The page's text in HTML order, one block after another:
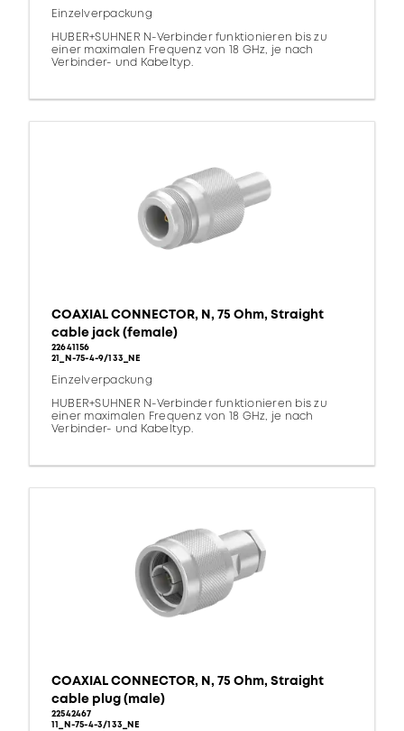
Einzelverpackung
HUBER+SUHNER N-Verbinder funktionieren bis zu
einer maximalen Frequenz von 18 GHz, je nach
Verbinder- und Kabeltyp.
COAXIAL CONNECTOR, N, 75 Ohm, Straight
cable jack (female)
22641156
21_N-75-4-9/133_NE
Einzelverpackung
HUBER+SUHNER N-Verbinder funktionieren bis zu
einer maximalen Frequenz von 18 GHz, je nach
Verbinder- und Kabeltyp.
COAXIAL CONNECTOR, N, 75 Ohm, Straight
cable plug (male)
22542467
11_N-75-4-3/133_NE